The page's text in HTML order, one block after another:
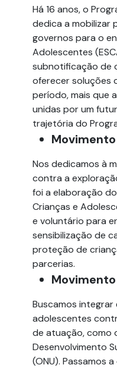
Há 16 anos, o
dedica a mobilizar
governos para o
Adolescentes
subnotificação de
oferecer soluções
período, mais que
unidas por um
trajetória do
Movimento
Nos dedicamos à
contra a
foi a elaboração
Crianças e
e voluntário para
sensibilização de
proteção de
parcerias.
Buscamos
adolescentes
de atuação, como
Desenvolvimento
(ONU). Passamos